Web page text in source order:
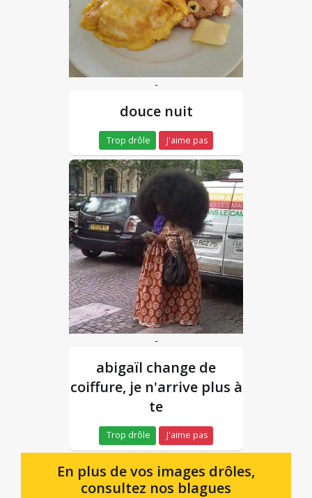
-
douce nuit
Trop drôle J'aime pas
-
abigaïl change de
coiffure, je n'arrive plus à
te
Trop drôle J'aime pas
En plus de vos images drôles,
consultez nos blagues